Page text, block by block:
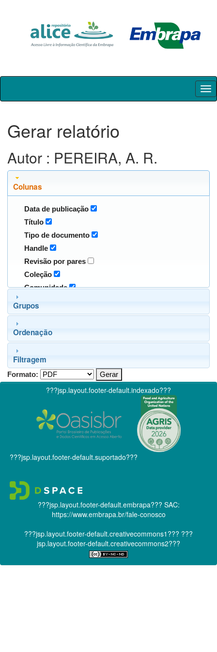
Skip
Gerar relatório
Autor : PEREIRA, A. R.
Colunas
Data de publicação
Título
Tipo de documento
Handle
Revisão por pares
Coleção
Comunidade
Grupos
Ordenação
Filtragem
Formato:
???jsp.layout.footer-default.indexado???
???jsp.layout.footer-default.suportado???
???jsp.layout.footer-default.embrapa??? SAC:
https://www.embrapa.br/fale-conosco
???jsp.layout.footer-default.creativecommons1??? ???
jsp.layout.footer-default.creativecommons2???